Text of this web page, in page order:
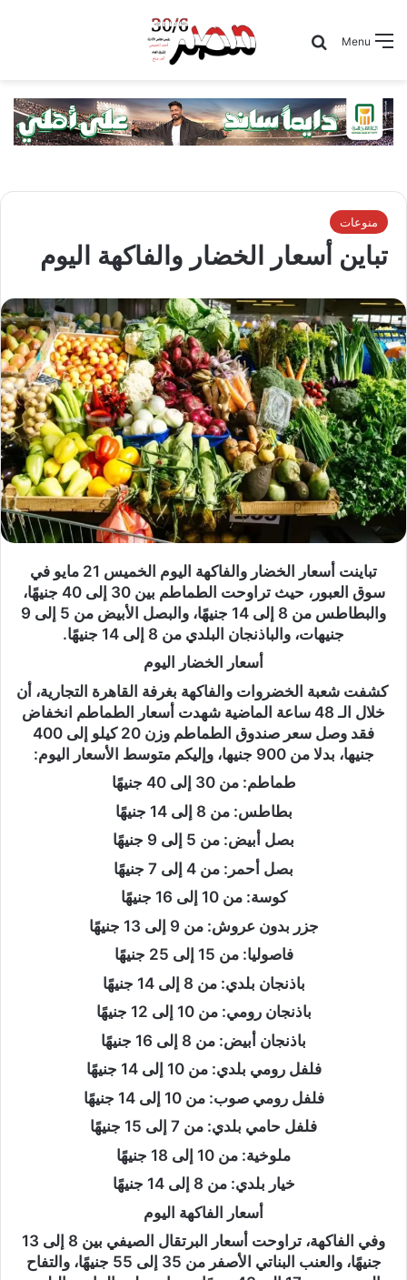
Menu
Search for
منوعات
تباين أسعار الخضار والفاكهة اليوم
تباينت أسعار الخضار والفاكهة اليوم الخميس 21 مايو في
سوق العبور، حيث تراوحت الطماطم بين 30 إلى 40 جنيهًا،
والبطاطس من 8 إلى 14 جنيهًا، والبصل الأبيض من 5 إلى 9
جنيهات، والباذنجان البلدي من 8 إلى 14 جنيهًا.
أسعار الخضار اليوم
كشفت شعبة الخضروات والفاكهة بغرفة القاهرة التجارية، أن
خلال الـ 48 ساعة الماضية شهدت أسعار الطماطم انخفاض
فقد وصل سعر صندوق الطماطم وزن 20 كيلو إلى 400
جنيها، بدلا من 900 جنيها، وإليكم متوسط الأسعار اليوم:
طماطم: من 30 إلى 40 جنيهًا
بطاطس: من 8 إلى 14 جنيهًا
بصل أبيض: من 5 إلى 9 جنيهًا
بصل أحمر: من 4 إلى 7 جنيهًا
كوسة: من 10 إلى 16 جنيهًا
جزر بدون عروش: من 9 إلى 13 جنيهًا
فاصوليا: من 15 إلى 25 جنيهًا
باذنجان بلدي: من 8 إلى 14 جنيهًا
باذنجان رومي: من 10 إلى 12 جنيهًا
باذنجان أبيض: من 8 إلى 16 جنيهًا
فلفل رومي بلدي: من 10 إلى 14 جنيهًا
فلفل رومي صوب: من 10 إلى 14 جنيهًا
فلفل حامي بلدي: من 7 إلى 15 جنيهًا
ملوخية: من 10 إلى 18 جنيهًا
خيار بلدي: من 8 إلى 14 جنيهًا
أسعار الفاكهة اليوم
وفي الفاكهة، تراوحت أسعار البرتقال الصيفي بين 8 إلى 13
جنيهًا، والعنب البناتي الأصفر من 35 إلى 55 جنيهًا، والتفاح